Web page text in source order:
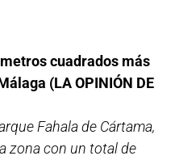
cuadrados más
(LA OPINIÓN DE
Fahala de Cártama,
zona con un total de